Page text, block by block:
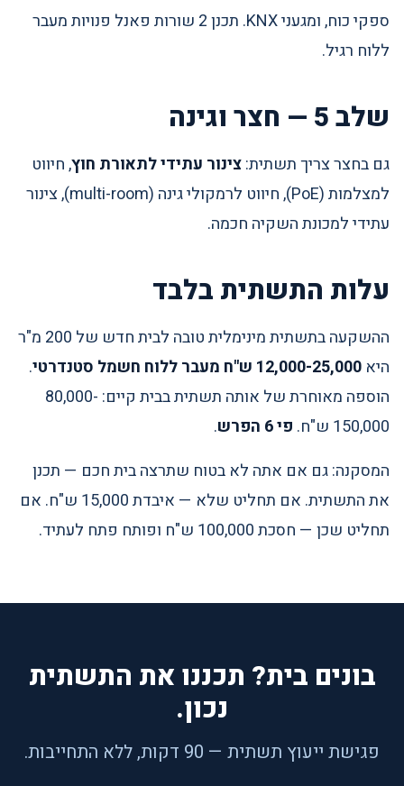
ספקי כוח, ומגעני KNX. תכנן 2 שורות פאנל פנויות מעבר
ללוח רגיל.
שלב 5 — חצר וגינה
גם בחצר צריך תשתית:צינור עתידי לתאורת חוץ, חיווט
למצלמות (PoE), חיווט לרמקולי גינה (multi-room), צינור
עתידי למכונת השקיה חכמה.
עלות התשתית בלבד
ההשקעה בתשתית מינימלית טובה לבית חדש של 200 מ"ר
היא 12,000-25,000 ש"ח מעבר ללוח חשמל סטנדרטי
.
הוספה מאוחרת של אותה תשתית בבית קיים: 80,000-
150,000 ש"ח.
פי 6 הפרש
.
המסקנה: גם אם אתה לא בטוח שתרצה בית חכם — תכנן
את התשתית. אם תחליט שלא — איבדת 15,000 ש"ח. אם
תחליט שכן — חסכת 100,000 ש"ח ופותח פתח לעתיד.
בונים בית? תכננו את התשתית
נכון.
פגישת ייעוץ תשתית — 90 דקות, ללא התחייבות.